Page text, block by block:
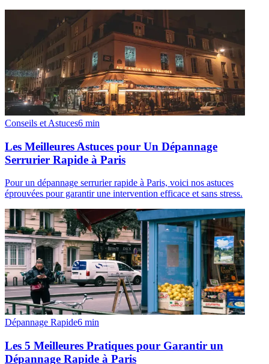
Conseils et Astuces6 min
Les Meilleures Astuces pour Un Dépannage
Serrurier Rapide à Paris
Pour un dépannage serrurier rapide à Paris, voici nos astuces
éprouvées pour garantir une intervention efficace et sans stress.
Dépannage Rapide6 min
Les 5 Meilleures Pratiques pour Garantir un
Dépannage Rapide à Paris